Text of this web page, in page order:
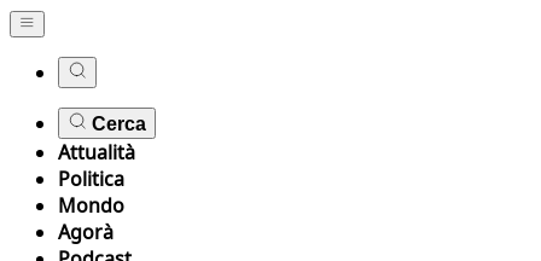
Cerca
Attualità
Politica
Mondo
Agorà